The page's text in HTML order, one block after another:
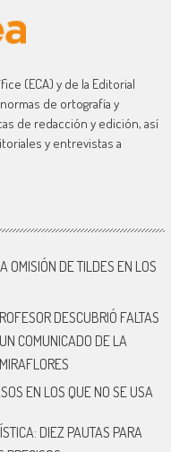
(ECA) y de la Editorial
de ortografía y
de redacción y edición, así
y entrevistas a
OMISIÓN DE TILDES EN LOS
DESCUBRIÓ FALTAS
COMUNICADO DE LA
EN LOS QUE NO SE USA
DIEZ PAUTAS PARA